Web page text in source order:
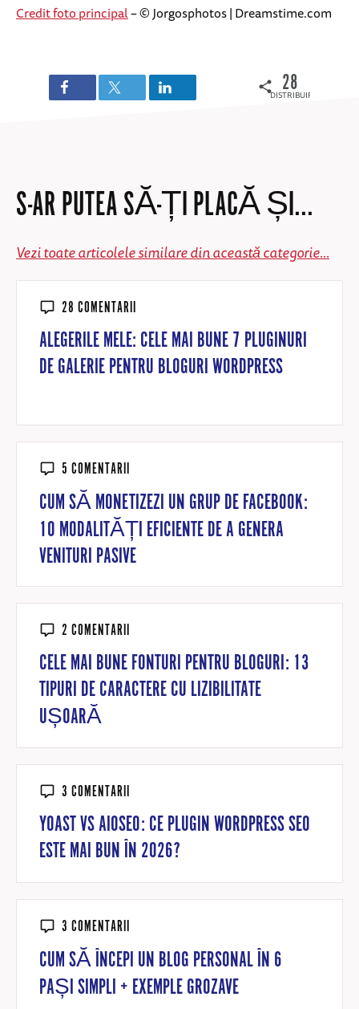
Credit foto principal– © Jorgosphotos | Dreamstime.com
DISTRIBUIRI
28
S-AR PUTEA SĂ-ȚI PLACĂ ȘI...
Vezi toate articolele similare din această categorie...
28 COMENTARII
ALEGERILE MELE: CELE MAI BUNE 7 PLUGINURI
DE GALERIE PENTRU BLOGURI WORDPRESS
5 COMENTARII
CUM SĂ MONETIZEZI UN GRUP DE FACEBOOK:
10 MODALITĂȚI EFICIENTE DE A GENERA
VENITURI PASIVE
2 COMENTARII
CELE MAI BUNE FONTURI PENTRU BLOGURI: 13
TIPURI DE CARACTERE CU LIZIBILITATE
UȘOARĂ
3 COMENTARII
YOAST VS AIOSEO: CE PLUGIN WORDPRESS SEO
ESTE MAI BUN ÎN 2026?
3 COMENTARII
CUM SĂ ÎNCEPI UN BLOG PERSONAL ÎN 6
PAȘI SIMPLI + EXEMPLE GROZAVE